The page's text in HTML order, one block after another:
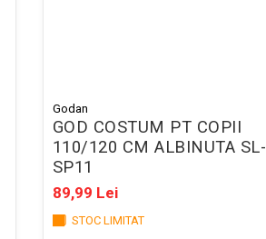
Godan
GOD COSTUM PT COPII
110/120 CM ALBINUTA SL-
SP11
89,99 Lei
STOC LIMITAT